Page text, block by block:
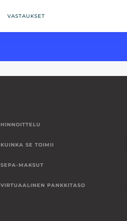
VASTAUKSET
HINNOITTELU
KUINKA SE TOIMII
SEPA-MAKSUT
VIRTUAALINEN PANKKITASO